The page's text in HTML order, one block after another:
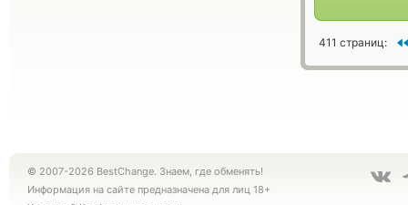
411 страниц:
© 2007-2026 BestChange. Знаем, где обменять!
Информация на сайте предназначена для лиц 18+